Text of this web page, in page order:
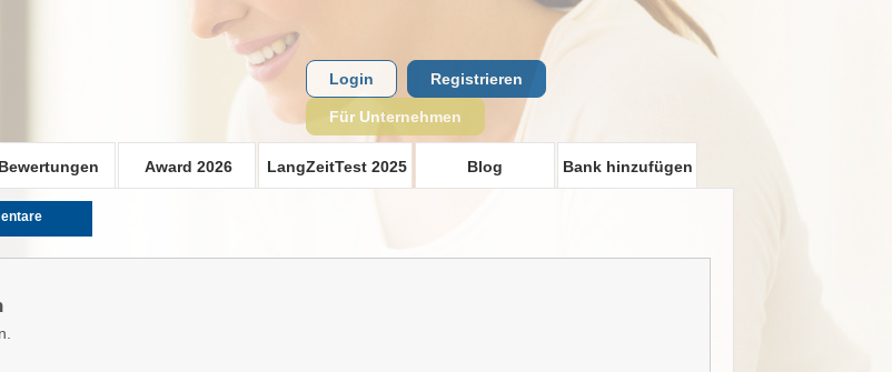
Bewertungen Award 2026 LangZeitTest 2025 Blog Bank hinzufügen
Login Registrieren
Für Unternehmen